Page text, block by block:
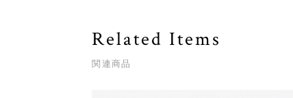
Related Items
関連商品